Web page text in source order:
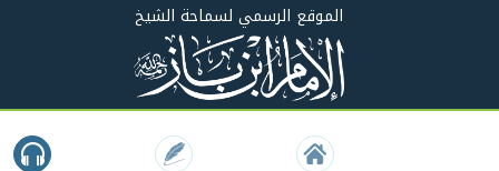
الموقع الرسمي لسماحة الشيخ